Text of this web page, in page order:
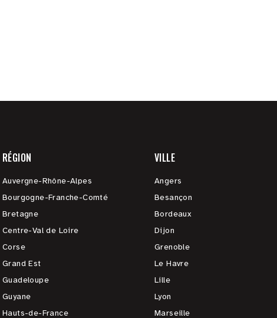
RÉGION
Auvergne-Rhône-Alpes
Bourgogne-Franche-Comté
Bretagne
Centre-Val de Loire
Corse
Grand Est
Guadeloupe
Guyane
Hauts-de-France
VILLE
Angers
Besançon
Bordeaux
Dijon
Grenoble
Le Havre
Lille
Lyon
Marseille